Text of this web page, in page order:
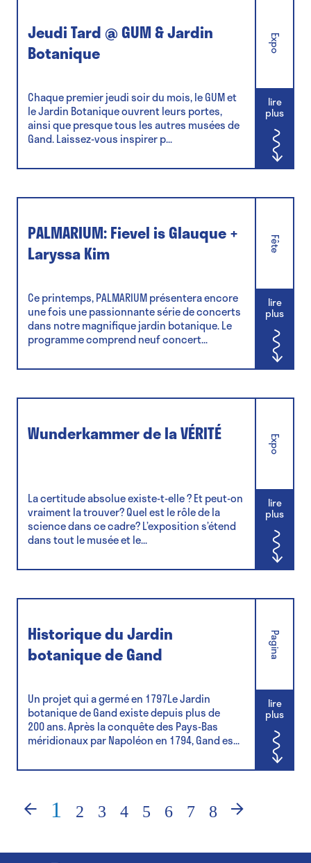
Jeudi Tard @ GUM & Jardin
Botanique
Chaque premier jeudi soir du mois, le GUM et
le Jardin Botanique ouvrent leurs portes,
ainsi que presque tous les autres musées de
Gand. Laissez-vous inspirer p...
Expo
lire
plus
PALMARIUM: Fievel is Glauque +
Laryssa Kim
Ce printemps, PALMARIUM présentera encore
une fois une passionnante série de concerts
dans notre magnifique jardin botanique. Le
programme comprend neuf concert...
Fête
lire
plus
Wunderkammer de la VÉRITÉ
La certitude absolue existe-t-elle ? Et peut-on
vraiment la trouver? Quel est le rôle de la
science dans ce cadre? L’exposition s’étend
dans tout le musée et le...
Expo
lire
plus
Historique du Jardin
botanique de Gand
Un projet qui a germé en 1797Le Jardin
botanique de Gand existe depuis plus de
200 ans. Après la conquête des Pays-Bas
méridionaux par Napoléon en 1794, Gand es...
Pagina
lire
plus
1 2 3 4 5 6 7 8 ›